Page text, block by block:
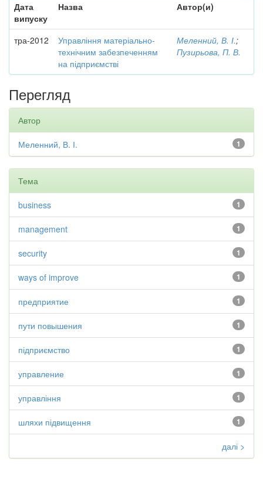
Дата
випуску
Назва Автор(и)
тра-2012
Управління матеріально-
технічним забезпеченням
на підприємстві
Меленний, В. І.;
Пузирьова, П. В.
Перегляд
Автор
1
Меленний, В. І.
Тема
1
business
1
management
1
security
1
ways of improve
1
предприятие
1
пути повышения
1
підприємство
1
управление
1
управління
1
шляхи підвищення
далі >